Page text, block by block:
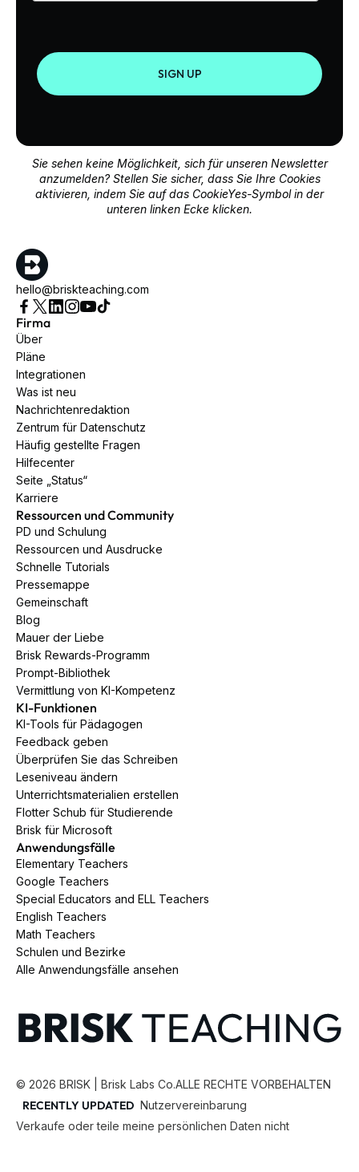
SIGN UP
Sie sehen keine Möglichkeit, sich für unseren Newsletter
anzumelden? Stellen Sie sicher, dass Sie Ihre Cookies
aktivieren, indem Sie auf das CookieYes-Symbol in der
unteren linken Ecke klicken.
hello@briskteaching.com
Firma
Über
Pläne
Integrationen
Was ist neu
Nachrichtenredaktion
Zentrum für Datenschutz
Häufig gestellte Fragen
Hilfecenter
Seite „Status“
Karriere
Ressourcen und Community
PD und Schulung
Ressourcen und Ausdrucke
Schnelle Tutorials
Pressemappe
Gemeinschaft
Blog
Mauer der Liebe
Brisk Rewards-Programm
Prompt-Bibliothek
Vermittlung von KI-Kompetenz
KI-Funktionen
KI-Tools für Pädagogen
Feedback geben
Überprüfen Sie das Schreiben
Leseniveau ändern
Unterrichtsmaterialien erstellen
Flotter Schub für Studierende
Brisk für Microsoft
Anwendungsfälle
Elementary Teachers
Google Teachers
Special Educators and ELL Teachers
English Teachers
Math Teachers
Schulen und Bezirke
Alle Anwendungsfälle ansehen
© 2026 BRISK | Brisk Labs Co.ALLE RECHTE VORBEHALTEN
RECENTLY UPDATED Nutzervereinbarung
Verkaufe oder teile meine persönlichen Daten nicht